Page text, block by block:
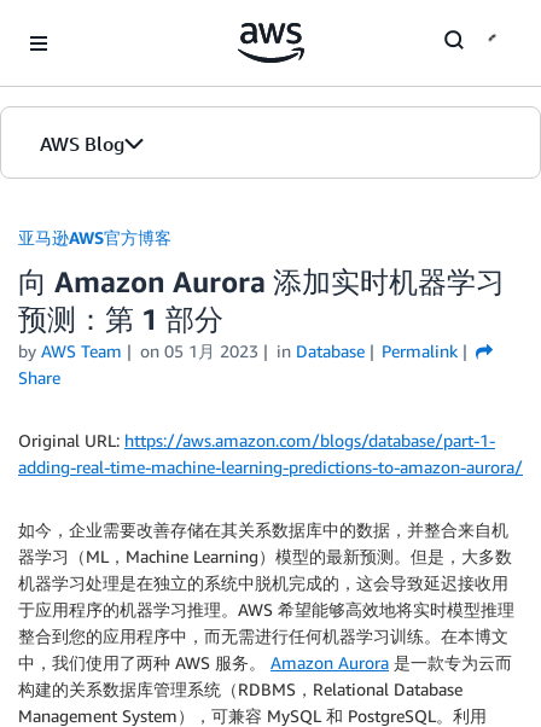
AWS Blog
首页
版本
亚马逊AWS官方博客
向 Amazon Aurora 添加实时机器学习
预测：第 1 部分
by AWS Team on 05 1月 2023 in Database
Permalink
Share
Original URL: https://aws.amazon.com/blogs/database/part-1-
adding-real-time-machine-learning-predictions-to-amazon-aurora/
如今，企业需要改善存储在其关系数据库中的数据，并整合来自机
器学习（ML，Machine Learning）模型的最新预测。但是，大多数
机器学习处理是在独立的系统中脱机完成的，这会导致延迟接收用
于应用程序的机器学习推理。AWS 希望能够高效地将实时模型推理
整合到您的应用程序中，而无需进行任何机器学习训练。在本博文
中，我们使用了两种 AWS 服务。 Amazon Aurora 是一款专为云而
构建的关系数据库管理系统（RDBMS，Relational Database
Management System），可兼容 MySQL 和 PostgreSQL。利用